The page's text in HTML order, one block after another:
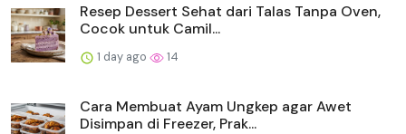
Resep Dessert Sehat dari Talas Tanpa Oven,
Cocok untuk Camil...
1 day ago 14
Cara Membuat Ayam Ungkep agar Awet
Disimpan di Freezer, Prak...